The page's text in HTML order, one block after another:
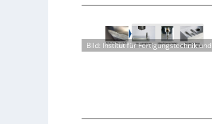
Bild: Institut für Fertigungstechnik und